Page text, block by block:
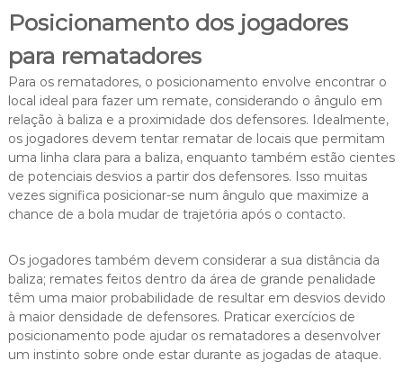
Posicionamento dos jogadores
para rematadores
Para os rematadores, o posicionamento envolve encontrar o
local ideal para fazer um remate, considerando o ângulo em
relação à baliza e a proximidade dos defensores. Idealmente,
os jogadores devem tentar rematar de locais que permitam
uma linha clara para a baliza, enquanto também estão cientes
de potenciais desvios a partir dos defensores. Isso muitas
vezes significa posicionar-se num ângulo que maximize a
chance de a bola mudar de trajetória após o contacto.
Os jogadores também devem considerar a sua distância da
baliza; remates feitos dentro da área de grande penalidade
têm uma maior probabilidade de resultar em desvios devido
à maior densidade de defensores. Praticar exercícios de
posicionamento pode ajudar os rematadores a desenvolver
um instinto sobre onde estar durante as jogadas de ataque.